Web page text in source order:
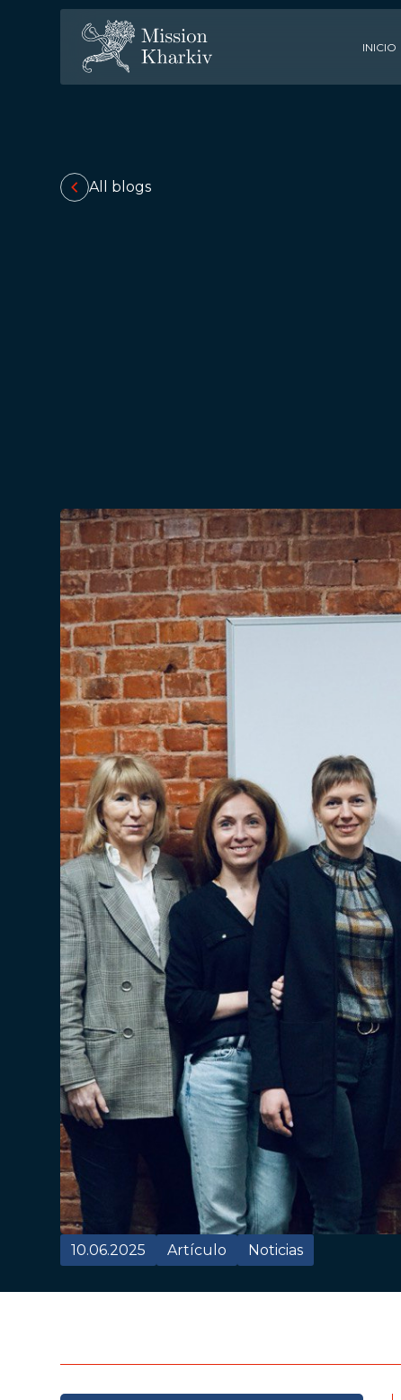
INICIO
All blogs
10.06.2025 Artículo Noticias